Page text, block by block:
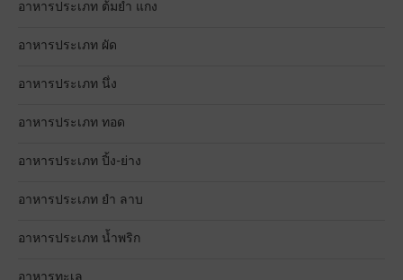
อาหารประเภท ต้มยำ แกง
อาหารประเภท ผัด
อาหารประเภท นึ่ง
อาหารประเภท ทอด
อาหารประเภท ปิ้ง-ย่าง
อาหารประเภท ยำ ลาบ
อาหารประเภท น้ำพริก